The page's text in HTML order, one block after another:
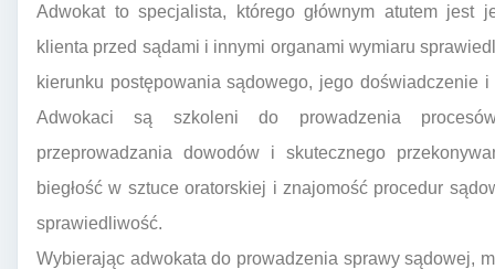
Adwokat to specjalista, którego głównym atutem jest
klienta przed sądami i innymi organami wymiaru
kierunku postępowania sądowego, jego doświadczenie
Adwokaci są szkoleni do prowadzenia
przeprowadzania dowodów i skutecznego
biegłość w sztuce oratorskiej i znajomość procedur
sprawiedliwość.
Wybierając adwokata do prowadzenia sprawy sądowej,